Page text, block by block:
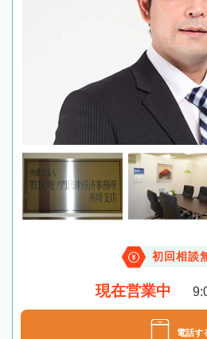
初回相談
現在営業中
電話す